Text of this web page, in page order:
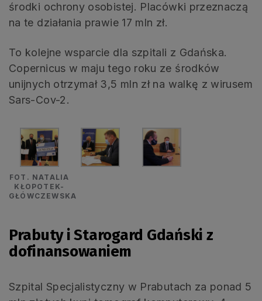
środki ochrony osobistej. Placówki przeznaczą
na te działania prawie 17 mln zł.
To kolejne wsparcie dla szpitali z Gdańska.
Copernicus w maju tego roku ze środków
unijnych otrzymał 3,5 mln zł na walkę z wirusem
Sars-Cov-2.
FOT. NATALIA
KŁOPOTEK-
GŁÓWCZEWSKA
Prabuty i Starogard Gdański z
dofinansowaniem
Szpital Specjalistyczny w Prabutach za ponad 5